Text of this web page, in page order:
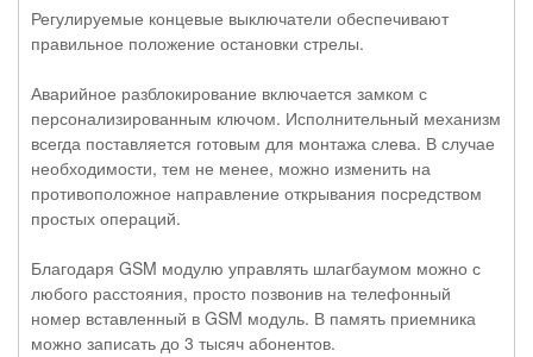
Регулируемые концевые выключатели обеспечивают
правильное положение остановки стрелы.
Аварийное разблокирование включается замком с
персонализированным ключом. Исполнительный механизм
всегда поставляется готовым для монтажа слева. В случае
необходимости, тем не менее, можно изменить на
противоположное направление открывания посредством
простых операций.
Благодаря GSM модулю управлять шлагбаумом можно с
любого расстояния, просто позвонив на телефонный
номер вставленный в GSM модуль. В память приемника
можно записать до 3 тысяч абонентов.